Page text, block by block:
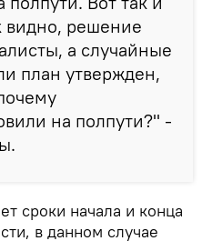
видно, решение
а случайные
план утвержден,
на полпути?" -
сроки начала и конца
в данном случае